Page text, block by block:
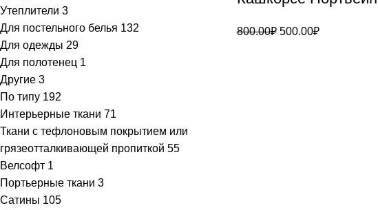
Утеплители 3
Для постельного белья 132
Для одежды 29
Для полотенец 1
Другие 3
По типу 192
Интерьерные ткани 71
Ткани с тефлоновым покрытием или
грязеотталкивающей пропиткой 55
Велсофт 1
Портьерные ткани 3
Сатины 105
800.00₽ 500.00₽